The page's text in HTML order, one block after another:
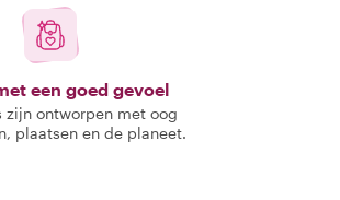
een goed gevoel
zijn ontworpen met oog
plaatsen en de planeet.